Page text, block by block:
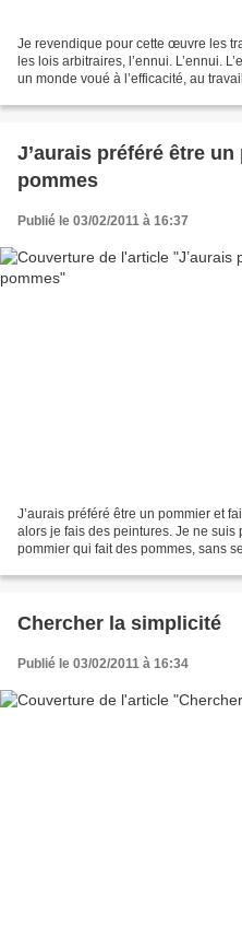
Je revendique pour cette œuvre les
les lois arbitraires, l’ennui. L’ennui.
un monde voué à l’efficacité, au
J’aurais préféré être
pommes
Publié le 03/02/2011 à 16:37
J’aurais préféré être un pommier et
alors je fais des peintures. Je ne suis
pommier qui fait des pommes, sans
Chercher la simplicité
Publié le 03/02/2011 à 16:34